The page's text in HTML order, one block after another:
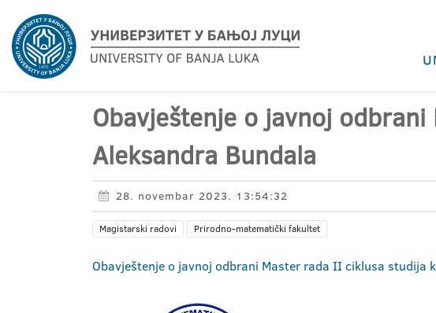
Obavještenje o javnoj
Aleksandra Bundala
28. novembar 2023. 13:54:32
Magistarski radovi Prirodno-matematički fakultet
Obavještenje o javnoj odbrani Master rada II ciklusa studija